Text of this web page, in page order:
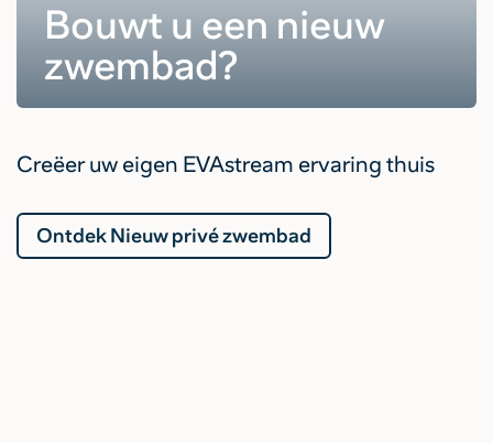
Bouwt u een nieuw
zwembad?
Creëer uw eigen EVAstream ervaring thuis
Ontdek Nieuw privé zwembad